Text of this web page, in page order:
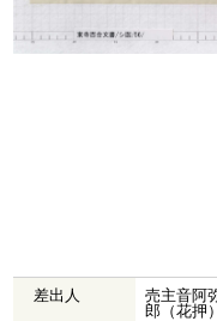
差出人
売主音阿
郎（花押